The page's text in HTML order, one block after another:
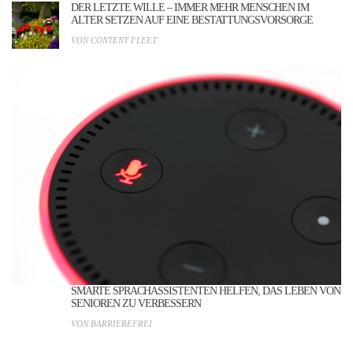
DER LETZTE WILLE – IMMER MEHR MENSCHEN IM
ALTER SETZEN AUF EINE BESTATTUNGSVORSORGE
VON CONTENT FLEET
SMARTE SPRACHASSISTENTEN HELFEN, DAS LEBEN VON
SENIOREN ZU VERBESSERN
VON BARRIEREFREI